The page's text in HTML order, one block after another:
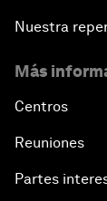
Nuestra
Más
Centros
Reuniones
Partes